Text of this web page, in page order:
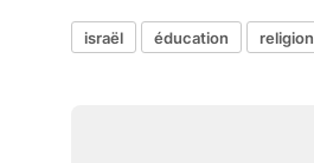
israël éducation religion